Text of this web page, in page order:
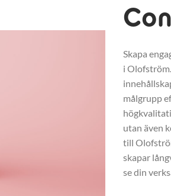
Skapa
i
målgrupp
utan även
till
skapar
se din